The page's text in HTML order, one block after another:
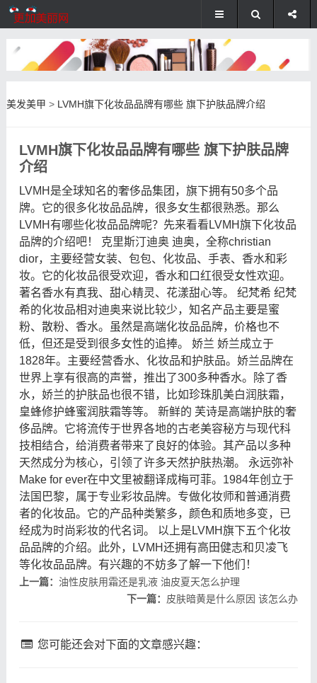
美发美甲 > LVMH旗下化妆品品牌有哪些 旗下护肤品牌介绍
LVMH旗下化妆品品牌有哪些 旗下护肤品牌
介绍
LVMH是全球知名的奢侈品集团，旗下拥有50多个品
牌。它的很多化妆品品牌，很多女生都很熟悉。那么
LVMH有哪些化妆品品牌呢？先来看看LVMH旗下化妆品
品牌的介绍吧！ 克里斯汀迪奥 迪奥，全称christian
dior，主要经营女装、包包、化妆品、手表、香水和彩
妆。它的化妆品很受欢迎，香水和口红很受女性欢迎。
著名香水有真我、甜心精灵、花漾甜心等。 纪梵希 纪梵
希的化妆品相对迪奥来说比较少，知名产品主要是蜜
粉、散粉、香水。虽然是高端化妆品品牌，价格也不
低，但还是受到很多女性的追捧。 娇兰 娇兰成立于
1828年。主要经营香水、化妆品和护肤品。娇兰品牌在
世界上享有很高的声誉，推出了300多种香水。除了香
水，娇兰的护肤品也很不错，比如珍珠肌美白润肤霜，
皇蜂修护蜂蜜润肤霜等等。 新鲜的 芙诗是高端护肤的奢
侈品牌。它将流传于世界各地的古老美容秘方与现代科
技相结合，给消费者带来了良好的体验。其产品以多种
天然成分为核心，引领了许多天然护肤热潮。 永远弥补
Make for ever在中文里被翻译成梅可菲。1984年创立于
法国巴黎，属于专业彩妆品牌。专做化妆师和普通消费
者的化妆品。它的产品种类繁多，颜色和质地多变，已
经成为时尚彩妆的代名词。 以上是LVMH旗下五个化妆
品品牌的介绍。此外，LVMH还拥有高田健志和贝凌飞
等化妆品品牌。有兴趣的不妨多了解一下他们！
上一篇： 油性皮肤用霜还是乳液 油皮夏天怎么护理
下一篇： 皮肤暗黄是什么原因 该怎么办
您可能还会对下面的文章感兴趣：